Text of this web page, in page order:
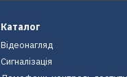
Каталог
Відеонагляд
Сигналізація